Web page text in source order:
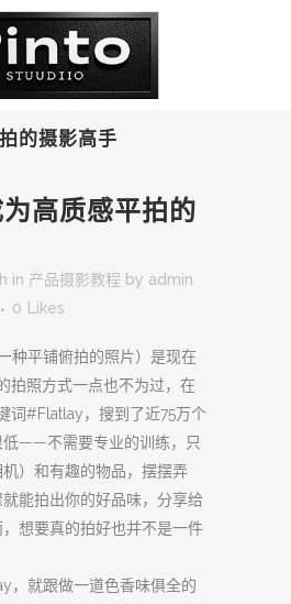
的摄影高手
高质感平拍的
in 产品摄影教程 by admin
0 Likes
种平铺俯拍的照片）是现在
拍照方式一点也不为过，在
词#Flatlay，搜到了近75万个
低——不需要专业的训练，只
）和有趣的物品，摆摆弄
能拍出你的好品味，分享给
想要真的拍好也并不是一件
，就跟做一道色香味俱全的